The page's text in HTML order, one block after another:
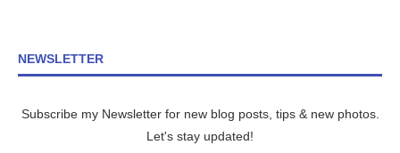
NEWSLETTER
Subscribe my Newsletter for new blog posts, tips & new photos.
Let's stay updated!